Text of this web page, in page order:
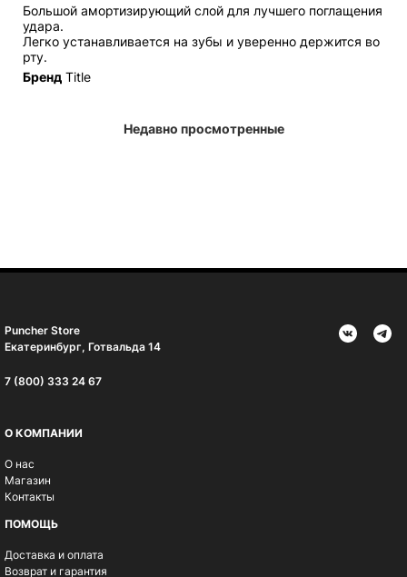
Большой амортизирующий слой для лучшего поглащения
удара.
Легко устанавливается на зубы и уверенно держится во
рту.
Бренд Title
Недавно просмотренные
Puncher Store
Екатеринбург, Готвальда 14
7 (800) 333 24 67
О КОМПАНИИ
О нас
Магазин
Контакты
ПОМОЩЬ
Доставка и оплата
Возврат и гарантия